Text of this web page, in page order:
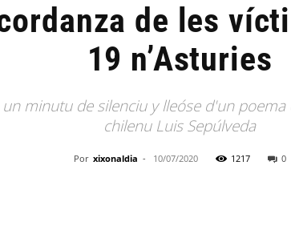
de les
19 n’Asturies
minutu de silenciu y lleóse d'un
chilenu Luis Sepúlveda
Por xixonaldia - 10/07/2020 1217 0